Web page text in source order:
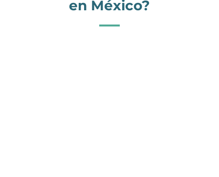
en México?